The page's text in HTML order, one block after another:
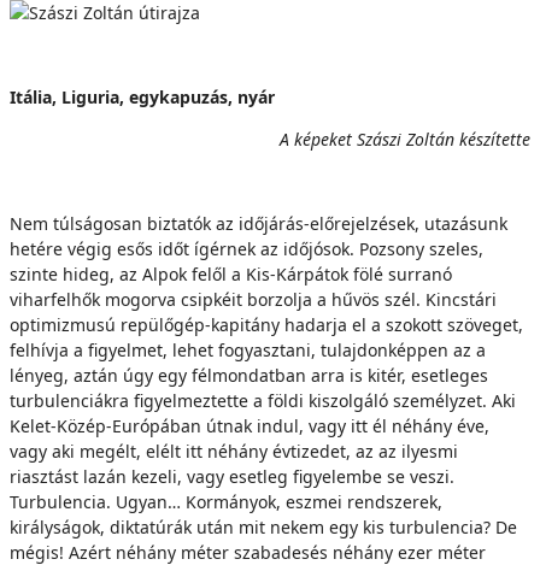
Itália, Liguria, egykapuzás, nyár
A képeket Szászi Zoltán készítette
Nem túlságosan biztatók az időjárás-előrejelzések, utazásunk
hetére végig esős időt ígérnek az időjósok. Pozsony szeles,
szinte hideg, az Alpok felől a Kis-Kárpátok fölé surranó
viharfelhők mogorva csipkéit borzolja a hűvös szél. Kincstári
optimizmusú repülőgép-kapitány hadarja el a szokott szöveget,
felhívja a figyelmet, lehet fogyasztani, tulajdonképpen az a
lényeg, aztán úgy egy félmondatban arra is kitér, esetleges
turbulenciákra figyelmeztette a földi kiszolgáló személyzet. Aki
Kelet-Közép-Európában útnak indul, vagy itt él néhány éve,
vagy aki megélt, elélt itt néhány évtizedet, az az ilyesmi
riasztást lazán kezeli, vagy esetleg figyelembe se veszi.
Turbulencia. Ugyan… Kormányok, eszmei rendszerek,
királyságok, diktatúrák után mit nekem egy kis turbulencia? De
mégis! Azért néhány méter szabadesés néhány ezer méter